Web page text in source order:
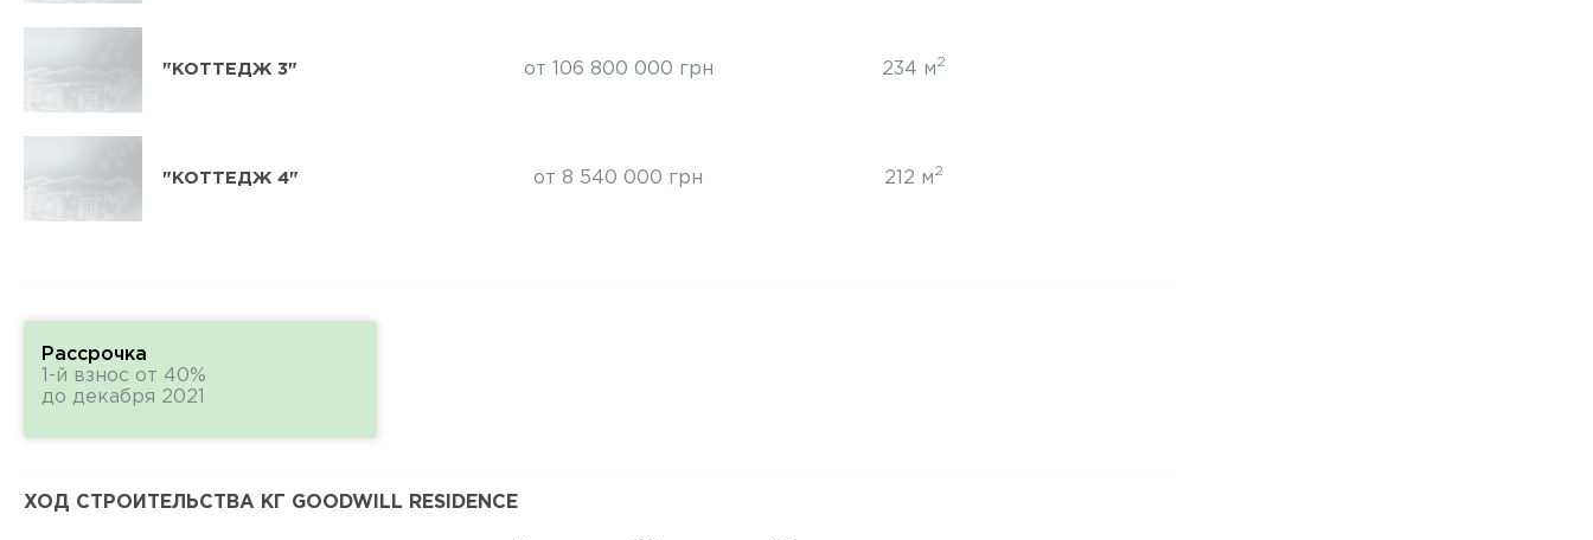
"КОТТЕДЖ 3" от 106 800 000 грн 234 м2
"КОТТЕДЖ 4" от 8 540 000 грн 212 м2
Рассрочка
1-й взнос от 40%
до декабря 2021
ХОД СТРОИТЕЛЬСТВА КГ GOODWILL RESIDENCE